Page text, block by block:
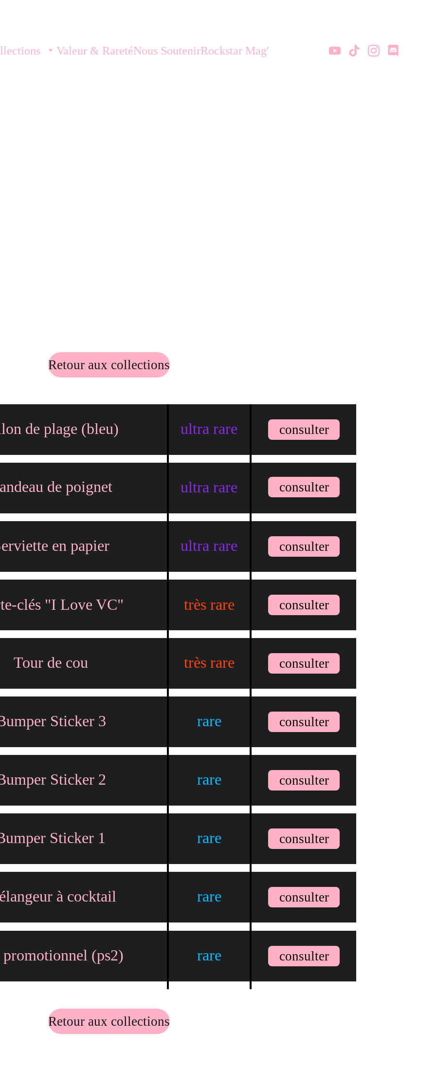
Valeur & RaretéNous SoutenirRockstar Mag'
de plage (bleu)
de poignet
ultra rare
ultra rare
en papier ultra rare
consulter
consulter
consulter
consulter
consulter
consulter
consulter
clés "I Love VC"
Tour de cou
très rare
très rare
Sticker 3 rare
Sticker 2 rare
consulter
consulter
rare
rare
Sticker 1
à cocktail
consulter
rare
(ps2)
Retour aux collections
Retour aux collections